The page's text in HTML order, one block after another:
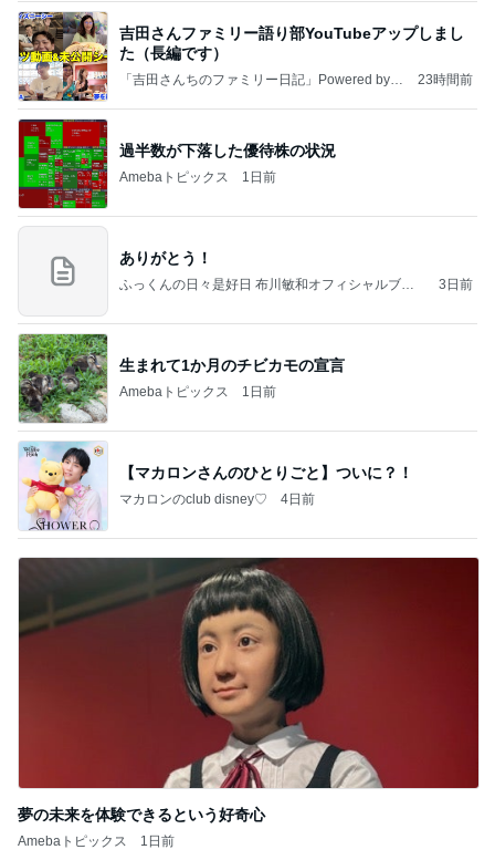
吉田さんファミリー語り部YouTubeアップしまし
た（長編です）
「吉田さんちのファミリー日記」Powered by A
23時間前
過半数が下落した優待株の状況
Amebaトピックス 1日前
ありがとう！
ふっくんの日々是好日 布川敏和オフィシャルブロ
3日前
生まれて1か月のチビカモの宣言
Amebaトピックス 1日前
【マカロンさんのひとりごと】ついに？！
マカロンのclub disney♡ 4日前
夢の未来を体験できるという好奇心
Amebaトピックス 1日前